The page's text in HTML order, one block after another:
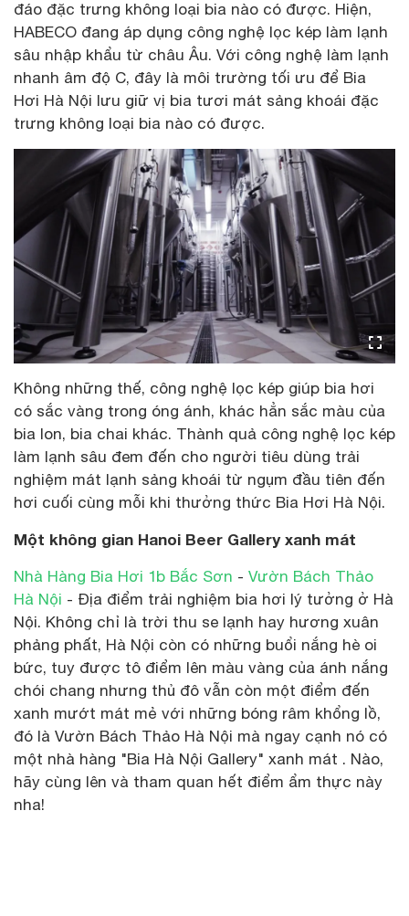
đáo đặc trưng không loại bia nào có được. Hiện,
HABECO đang áp dụng công nghệ lọc kép làm lạnh
sâu nhập khẩu từ châu Âu. Với công nghệ làm lạnh
nhanh âm độ C, đây là môi trường tối ưu để Bia
Hơi Hà Nội lưu giữ vị bia tươi mát sảng khoái đặc
trưng không loại bia nào có được.
Không những thế, công nghệ lọc kép giúp bia hơi
có sắc vàng trong óng ánh, khác hẳn sắc màu của
bia lon, bia chai khác. Thành quả công nghệ lọc kép
làm lạnh sâu đem đến cho người tiêu dùng trải
nghiệm mát lạnh sảng khoái từ ngụm đầu tiên đến
hơi cuối cùng mỗi khi thưởng thức Bia Hơi Hà Nội.
Một không gian Hanoi Beer Gallery xanh mát
Nhà Hàng Bia Hơi 1b Bắc Sơn - Vườn Bách Thảo
Hà Nội - Địa điểm trải nghiệm bia hơi lý tưởng ở Hà
Nội. Không chỉ là trời thu se lạnh hay hương xuân
phảng phất, Hà Nội còn có những buổi nắng hè oi
bức, tuy được tô điểm lên màu vàng của ánh nắng
chói chang nhưng thủ đô vẫn còn một điểm đến
xanh mướt mát mẻ với những bóng râm khổng lồ,
đó là Vườn Bách Thảo Hà Nội mà ngay cạnh nó có
một nhà hàng "Bia Hà Nội Gallery" xanh mát . Nào,
hãy cùng lên và tham quan hết điểm ẩm thực này
nha!